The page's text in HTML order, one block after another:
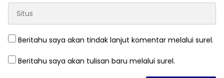
Beritahu saya akan tindak lanjut komentar melalui surel.
Beritahu saya akan tulisan baru melalui surel.